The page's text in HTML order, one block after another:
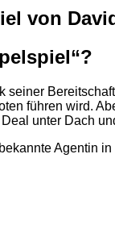
von
seiner
führen wird.
unter Dach
Agentin